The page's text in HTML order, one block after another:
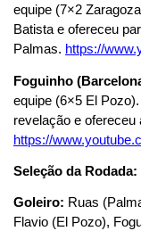
equipe (7×2
Batista e ofereceu
Palmas. https://
Foguinho
equipe (6×5 El
revelação e ofereceu
https://
Seleção da Rodada:
Goleiro: Ruas
Flavio (El Pozo),